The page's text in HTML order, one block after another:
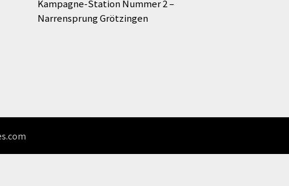
Kampagne-Station Nummer 2 –
Narrensprung Grötzingen